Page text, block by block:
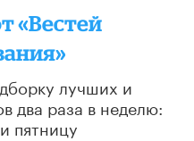
«Вестей
лучших и
два раза в неделю:
пятницу